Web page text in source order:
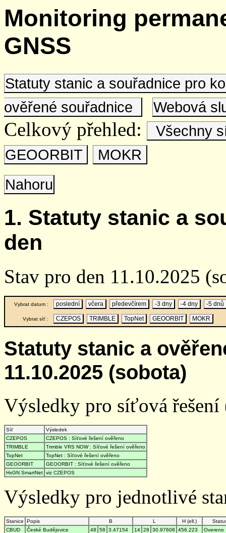
Monitoring
GNSS
Statuty stanic a souřadnice pro
ověřené souřadnice
Webová
Celkový přehled:
Všechny
GEOORBIT
MOKR
Nahoru
1. Statuty stanic a
den
Stav pro den 11.10.2025
Vybrat datum : poslední včera předevčírem -3 dny -4 dny -5 dnů
Vybrat síť : CZEPOS TRIMBLE TopNet GEOORBIT MOKR
Statuty stanic a
11.10.2025 (sobota)
Výsledky pro síťová
Síť
Výsledek
CZEPOS
CZEPOS : Síťové řešení ověřeno
TRIMBLE
Trimble VRS NOW : Síťové řešení ověřeno
TopNet
TopNet : Síťové řešení ověřeno
GEOORBIT
GEOORBIT : Síťové řešení ověřeno
HxGN SmartNet viz CZEPOS
Výsledky pro jednotlivé
Stanice Popis B L H (ell.)
CBUD
České Budějovice 48 58 3.47154 14 28 30.97608 456.223
Overeno